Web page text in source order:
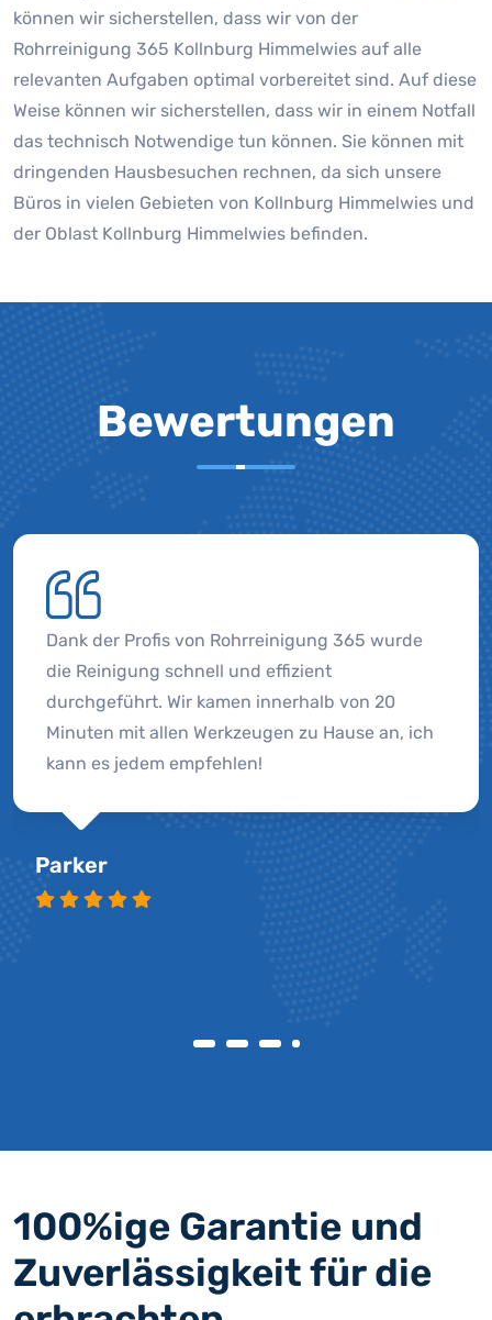
können wir sicherstellen, dass wir von der
Rohrreinigung 365 Kollnburg Himmelwies auf alle
relevanten Aufgaben optimal vorbereitet sind. Auf diese
Weise können wir sicherstellen, dass wir in einem Notfall
das technisch Notwendige tun können. Sie können mit
dringenden Hausbesuchen rechnen, da sich unsere
Büros in vielen Gebieten von Kollnburg Himmelwies und
der Oblast Kollnburg Himmelwies befinden.
Bewertungen
Dank der Profis von Rohrreinigung 365 wurde
die Reinigung schnell und effizient
durchgeführt. Wir kamen innerhalb von 20
Minuten mit allen Werkzeugen zu Hause an, ich
kann es jedem empfehlen!
Parker
100%ige Garantie und
Zuverlässigkeit für die